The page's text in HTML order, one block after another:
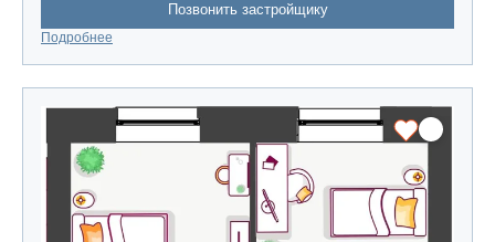
Позвонить застройщику
Подробнее